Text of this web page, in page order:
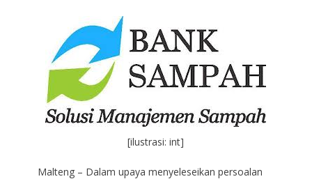
[ilustrasi: int]
Malteng – Dalam upaya menyeleseikan persoalan